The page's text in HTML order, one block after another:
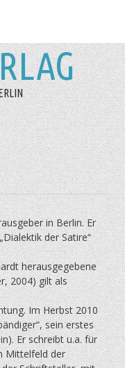
in Berlin. Er
der Satire“
herausgegebene
2004) gilt als
Im Herbst 2010
sein erstes
Er schreibt u.a. für
Mittelfeld der